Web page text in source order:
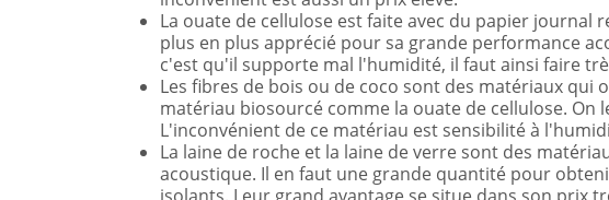
La ouate de cellulose est faite avec du papier
plus en plus apprécié pour sa grande performance
c'est qu'il supporte mal l'humidité, il faut ainsi faire
Les fibres de bois ou de coco sont des matériaux
matériau biosourcé comme la ouate de cellulose. On
L'inconvénient de ce matériau est sensibilité à
La laine de roche et la laine de verre sont des
acoustique. Il en faut une grande quantité pour